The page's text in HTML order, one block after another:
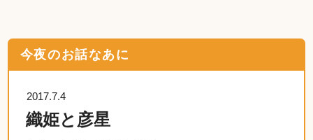
今夜のお話なあに
2017.7.4
織姫と彦星